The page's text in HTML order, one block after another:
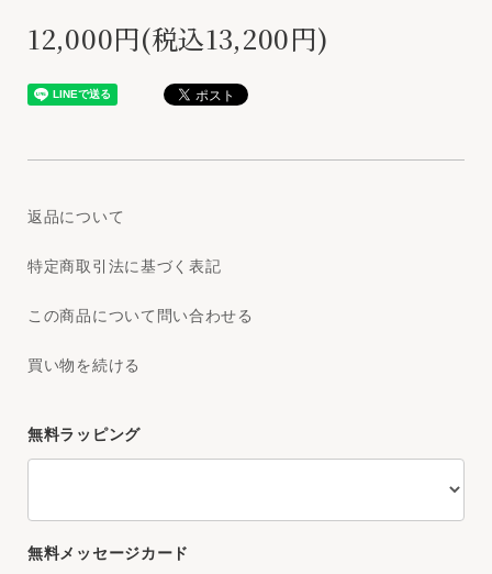
12,000円(税込13,200円)
返品について
特定商取引法に基づく表記
この商品について問い合わせる
買い物を続ける
無料ラッピング
無料メッセージカード